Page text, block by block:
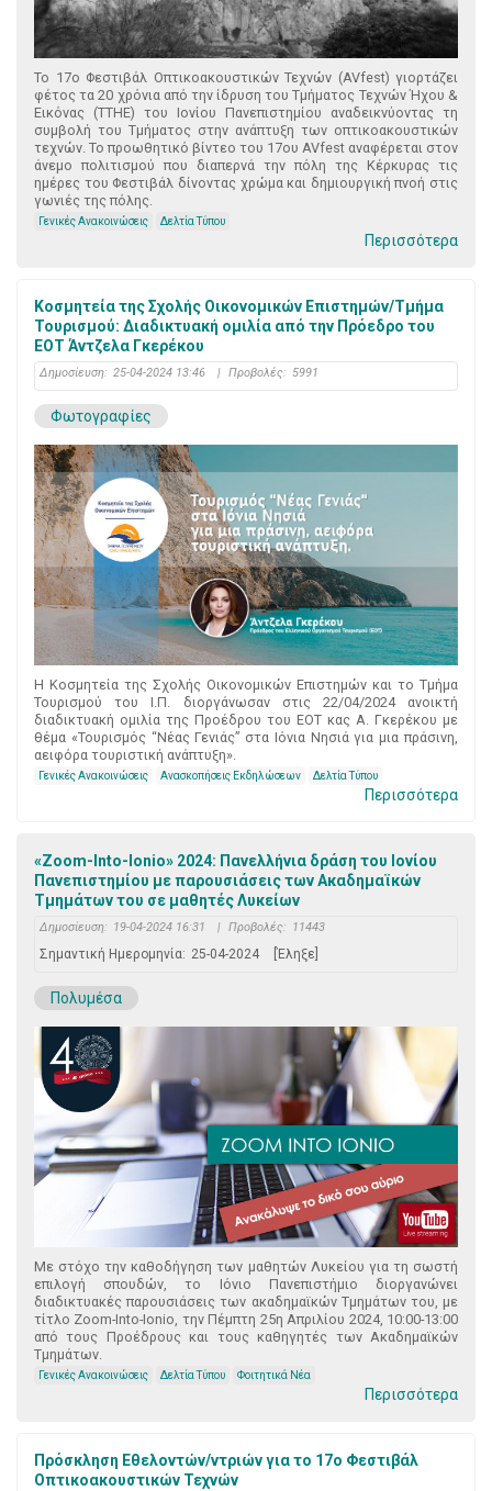
Το 17ο Φεστιβάλ Οπτικοακουστικών Τεχνών (AVfest) γιορτάζει
φέτος τα 20 χρόνια από την ίδρυση του Τμήματος Τεχνών Ήχου &
Εικόνας (ΤΤΗΕ) του Ιονίου Πανεπιστημίου αναδεικνύοντας τη
συμβολή του Τμήματος στην ανάπτυξη των οπτικοακουστικών
τεχνών. Το προωθητικό βίντεο του 17ου AVfest αναφέρεται στον
άνεμο πολιτισμού που διαπερνά την πόλη της Κέρκυρας τις
ημέρες του Φεστιβάλ δίνοντας χρώμα και δημιουργική πνοή στις
γωνιές της πόλης.
Γενικές Ανακοινώσεις Δελτία Τύπου
Περισσότερα
Κοσμητεία της Σχολής Οικονομικών Επιστημών/Τμήμα
Τουρισμού: Διαδικτυακή ομιλία από την Πρόεδρο του
ΕΟΤ Άντζελα Γκερέκου
Δημοσίευση: 25-04-2024 13:46 | Προβολές: 5991
Φωτογραφίες
Η Κοσμητεία της Σχολής Οικονομικών Επιστημών και το Τμήμα
Τουρισμού του Ι.Π. διοργάνωσαν στις 22/04/2024 ανοικτή
διαδικτυακή ομιλία της Προέδρου του ΕΟΤ κας Α. Γκερέκου με
θέμα «Τουρισμός “Νέας Γενιάς” στα Ιόνια Νησιά για μια πράσινη,
αειφόρα τουριστική ανάπτυξη».
Γενικές Ανακοινώσεις Ανασκοπήσεις Εκδηλώσεων Δελτία Τύπου
Περισσότερα
«Zoom-Into-Ionio» 2024: Πανελλήνια δράση του Ιονίου
Πανεπιστημίου με παρουσιάσεις των Ακαδημαϊκών
Τμημάτων του σε μαθητές Λυκείων
Δημοσίευση: 19-04-2024 16:31 | Προβολές: 11443
Σημαντική Ημερομηνία: 25-04-2024 [Έληξε]
Πολυμέσα
Με στόχο την καθοδήγηση των μαθητών Λυκείου για τη σωστή
επιλογή σπουδών, το Ιόνιο Πανεπιστήμιο διοργανώνει
διαδικτυακές παρουσιάσεις των ακαδημαϊκών Τμημάτων του, με
τίτλο Zoom-Into-Ionio, την Πέμπτη 25η Απριλίου 2024, 10:00-13:00
από τους Προέδρους και τους καθηγητές των Ακαδημαϊκών
Τμημάτων.
Γενικές Ανακοινώσεις Δελτία Τύπου Φοιτητικά Νέα
Περισσότερα
Πρόσκληση Εθελοντών/ντριών για το 17ο Φεστιβάλ
Οπτικοακουστικών Τεχνών